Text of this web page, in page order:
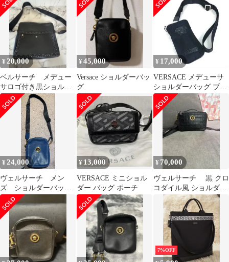
ーバッグ
サ 黒
ラック
¥ 20,000
ベルサーチ メデュー
サロゴ付き黒ショルダ
ーバッグ
¥45,000
Versace ショルダーバッ
グ
¥ 17,000
VERSACE メデューサ
ショルダーバッグ ブラ
ック 美品 正規品 即発
送
¥ 24,000
ヴェルサーチ メン
ズ ショルダーバッ
グ ブルー ゴールド
メデューサ
¥ 13,000
VERSACE ミニショル
ダー バッグ ポーチ
¥ 70,000
ヴェルサーチ 黒 クロ
コダイル風 ショルダー
バッグ
7%OFF